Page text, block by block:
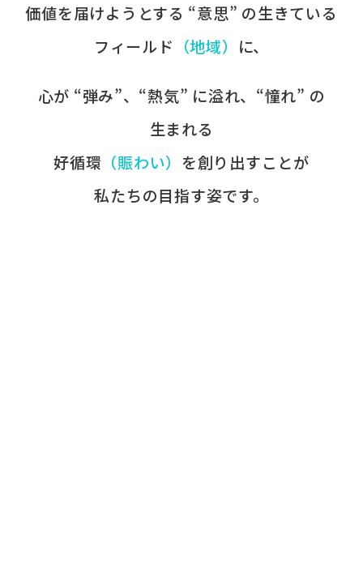
価値を​届けようとする​ “意思” の​生きている
フィールド ​（地域） に、​
心が​ “弾み”、​“熱気” に​溢れ、​“憧れ” の​
生まれる
好循環 ​（賑わい） を​創り出すことが
​私たちの​目指す姿です。​